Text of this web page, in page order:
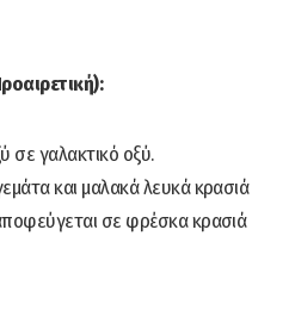
σε γαλακτικό οξύ.
και μαλακά λευκά κρασιά
σε φρέσκα κρασιά